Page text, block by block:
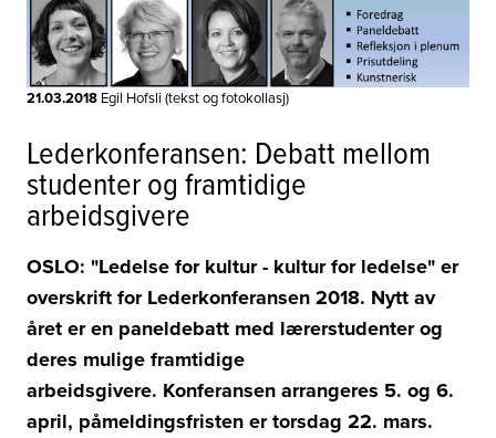
21.03.2018 Egil Hofsli (tekst og fotokollasj)
Lederkonferansen: Debatt mellom
studenter og framtidige
arbeidsgivere
OSLO: "Ledelse for kultur - kultur for ledelse" er
overskrift for Lederkonferansen 2018. Nytt av
året er en paneldebatt med lærerstudenter og
deres mulige framtidige
arbeidsgivere. Konferansen arrangeres 5. og 6.
april, påmeldingsfristen er torsdag 22. mars.